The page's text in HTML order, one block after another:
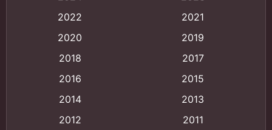
Animation การ์ตูน
Animation อนิเมะ
Animation แอนิเมชัน
(9)
2022
2021
2020
2019
2018
2017
2016
2015
2014
2013
2012
2011